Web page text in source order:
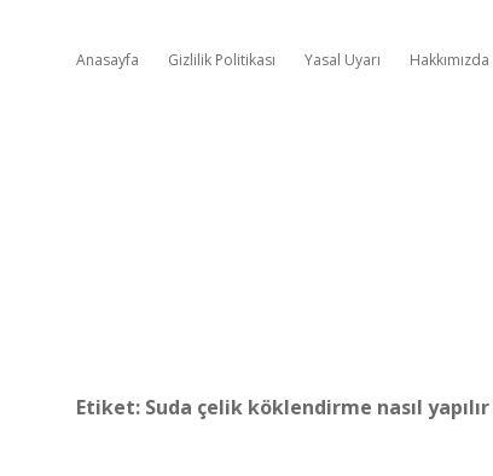
Anasayfa Gizlilik Politikası Yasal Uyarı Hakkımızda
Etiket: Suda çelik köklendirme nasıl yapılır